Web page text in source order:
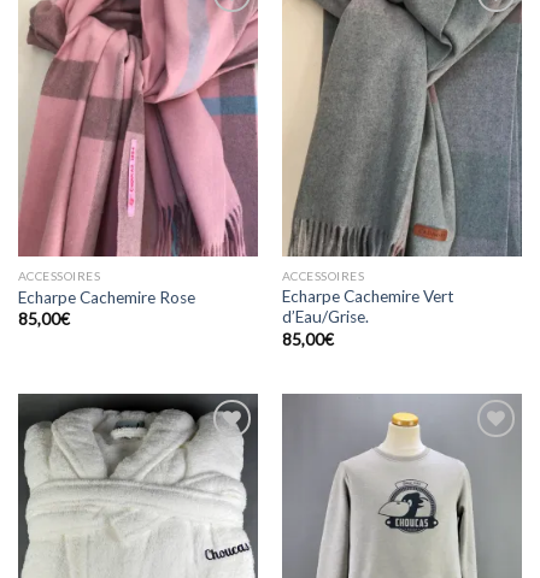
Ajouter
wishlist
ACCESSOIRES
Echarpe Cachemire Rose
85,00€
Ajouter
à la
wishlist
ACCESSOIRES
Echarpe Cachemire Vert
d’Eau/Grise.
85,00€
Ajouter
à la
wishlist
wishlist